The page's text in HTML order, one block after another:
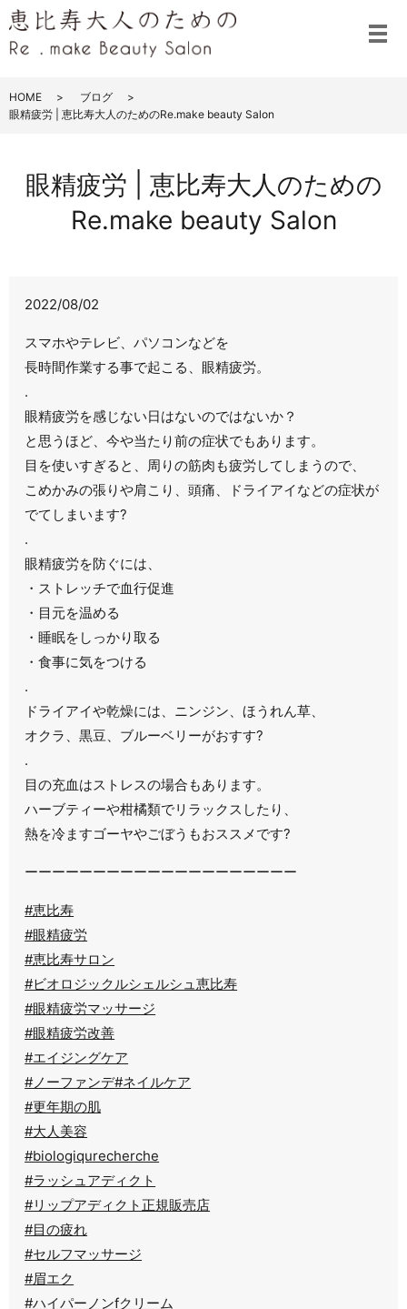
メ
HOME
ブログ
眼精疲労 | 恵比寿大人のためのRe.make beauty Salon
眼精疲労 | 恵比寿大人のための
Re.make beauty Salon
2022/08/02
スマホやテレビ、パソコンなどを
長時間作業する事で起こる、眼精疲労。
.
眼精疲労を感じない日はないのではないか？
と思うほど、今や当たり前の症状でもあります。
目を使いすぎると、周りの筋肉も疲労してしまうので、
こめかみの張りや肩こり、頭痛、ドライアイなどの症状が
でてしまいます?
.
眼精疲労を防ぐには、
・ストレッチで血行促進
・目元を温める
・睡眠をしっかり取る
・食事に気をつける
.
ドライアイや乾燥には、ニンジン、ほうれん草、
オクラ、黒豆、ブルーベリーがおすす?
.
目の充血はストレスの場合もあります。
ハーブティーや柑橘類でリラックスしたり、
熱を冷ますゴーヤやごぼうもおススメです?
ーーーーーーーーーーーーーーーーーーーー
#恵比寿
#眼精疲労
#恵比寿サロン
#ビオロジックルシェルシュ恵比寿
#眼精疲労マッサージ
#眼精疲労改善
#エイジングケア
#ノーファンデ#ネイルケア
#更年期の肌
#大人美容
#biologiqurecherche
#ラッシュアディクト
#リップアディクト正規販売店
#目の疲れ
#セルフマッサージ
#眉エク
#ハイパーノンfクリーム